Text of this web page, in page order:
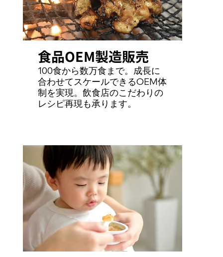
食品OEM製造販売
100食から数万食まで。成長に
合わせてスケールできるOEM体
制を実現。飲食店のこだわりの
レシピ再現も承ります。